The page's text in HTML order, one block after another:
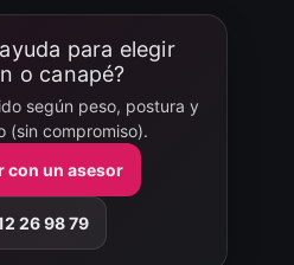
para elegir
o canapé?
según peso, postura y
(sin compromiso).
con un asesor
26 98 79